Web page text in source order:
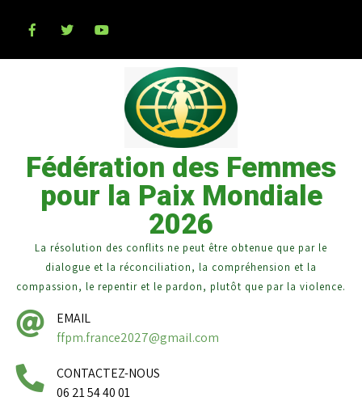
Fédération des Femmes
pour la Paix Mondiale
2026
La résolution des conflits ne peut être obtenue que par le
dialogue et la réconciliation, la compréhension et la
compassion, le repentir et le pardon, plutôt que par la violence.
EMAIL
ffpm.france2027@gmail.com
CONTACTEZ-NOUS
06 21 54 40 01